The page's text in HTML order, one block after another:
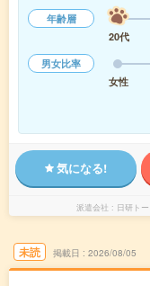
年齢層
20代
男女比率
女性
気になる!
派遣会社 日研ト
未読 掲載日 2026/08/05